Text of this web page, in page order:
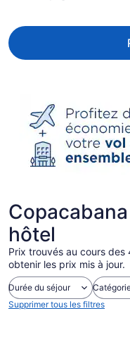
hôtel
Prix trouvés au cours
obtenir les prix mis à jour.
Durée du séjour
Supprimer tous les filtres